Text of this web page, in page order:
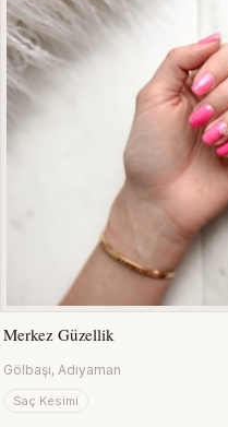
Merkez Güzellik
Gölbaşı, Adıyaman
Saç Kesimi